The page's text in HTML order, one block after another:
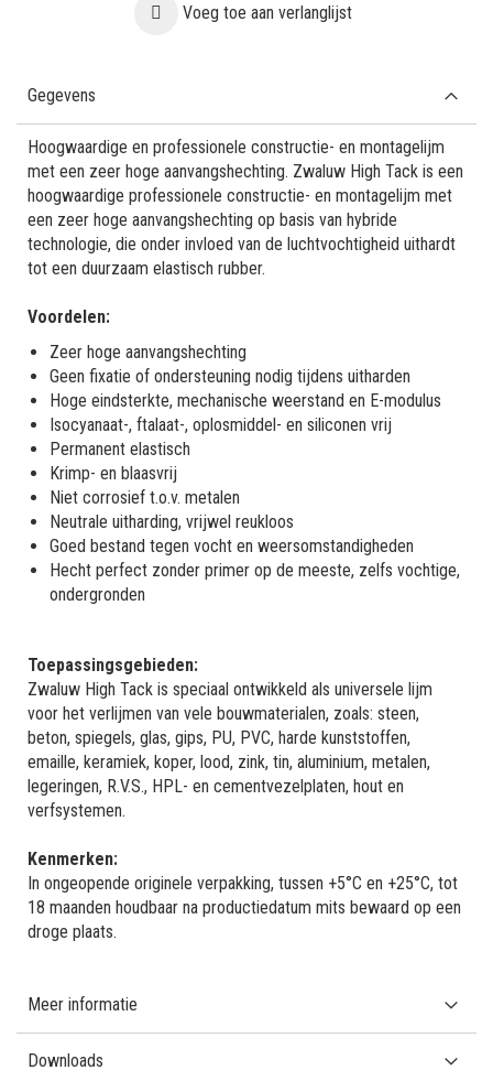
Voeg toe aan verlanglijst
Gegevens
Hoogwaardige en professionele constructie- en montagelijm
met een zeer hoge aanvangshechting. Zwaluw High Tack is een
hoogwaardige professionele constructie- en montagelijm met
een zeer hoge aanvangshechting op basis van hybride
technologie, die onder invloed van de luchtvochtigheid uithardt
tot een duurzaam elastisch rubber.
Voordelen:
Zeer hoge aanvangshechting
Geen fixatie of ondersteuning nodig tijdens uitharden
Hoge eindsterkte, mechanische weerstand en E-modulus
Isocyanaat-, ftalaat-, oplosmiddel- en siliconen vrij
Permanent elastisch
Krimp- en blaasvrij
Niet corrosief t.o.v. metalen
Neutrale uitharding, vrijwel reukloos
Goed bestand tegen vocht en weersomstandigheden
Hecht perfect zonder primer op de meeste, zelfs vochtige,
ondergronden
Toepassingsgebieden:
Zwaluw High Tack is speciaal ontwikkeld als universele lijm
voor het verlijmen van vele bouwmaterialen, zoals: steen,
beton, spiegels, glas, gips, PU, PVC, harde kunststoffen,
emaille, keramiek, koper, lood, zink, tin, aluminium, metalen,
legeringen, R.V.S., HPL- en cementvezelplaten, hout en
verfsystemen.
Kenmerken:
In ongeopende originele verpakking, tussen +5°C en +25°C, tot
18 maanden houdbaar na productiedatum mits bewaard op een
droge plaats.
Meer informatie
Downloads